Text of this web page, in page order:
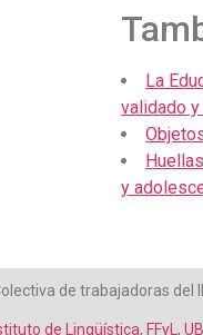
La
validado
y
de trabajadoras del IL
de Lingüística, FFyL,